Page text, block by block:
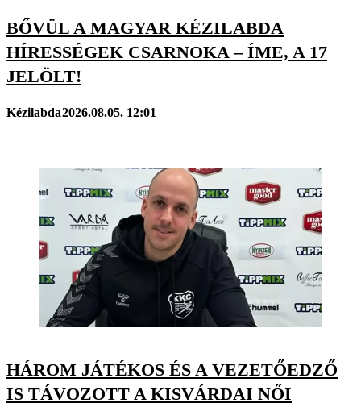
BŐVÜL A MAGYAR KÉZILABDA
HÍRESSÉGEK CSARNOKA – ÍME, A 17
JELÖLT!
Kézilabda2026.08.05. 12:01
HÁROM JÁTÉKOS ÉS A VEZETŐEDZŐ
IS TÁVOZOTT A KISVÁRDAI NŐI